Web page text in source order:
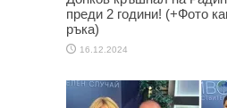
преди 2 години! (+Фото
ръка)
16.12.2024